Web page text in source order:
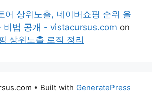
어 상위노출, 네이버쇼핑 순위 올
비법 공개 - vistacursus.com on
상위노출 로직 정리
• Built with GeneratePress